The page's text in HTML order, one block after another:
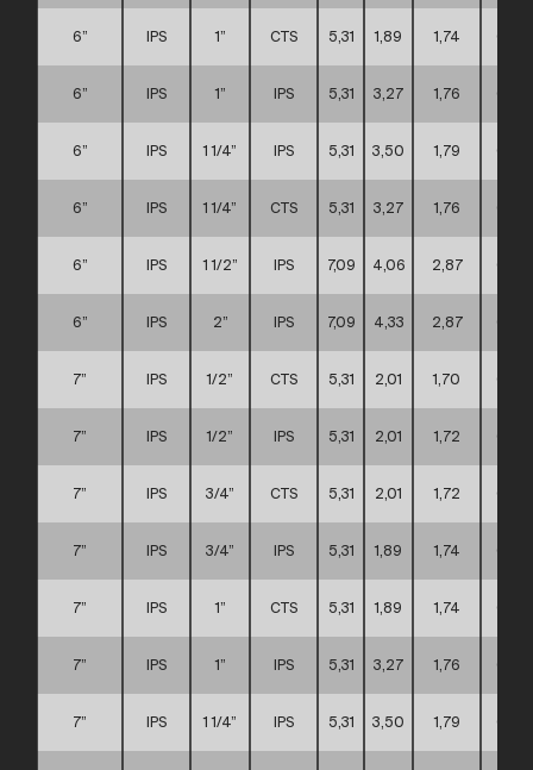
6” IPS 1” CTS 5,31 1,89 1,74 C
6” IPS 1” IPS 5,31 3,27 1,76
6” IPS 1 1/4” IPS 5,31 3,50 1,79 C
6” IPS 1 1/4” CTS 5,31 3,27 1,76
6” IPS 1 1/2” IPS 7,09 4,06 2,87 C
6” IPS 2” IPS 7,09 4,33 2,87
7” IPS 1/2” CTS 5,31 2,01 1,70 C
7” IPS 1/2” IPS 5,31 2,01 1,72
7” IPS 3/4” CTS 5,31 2,01 1,72 C
7” IPS 3/4” IPS 5,31 1,89 1,74
7” IPS 1” CTS 5,31 1,89 1,74 C
7” IPS 1” IPS 5,31 3,27 1,76
7” IPS 1 1/4” IPS 5,31 3,50 1,79 C